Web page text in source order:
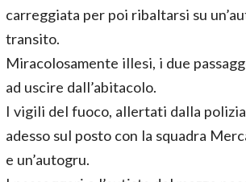
carreggiata per poi ribaltarsi su
transito.
Miracolosamente illesi, i due
ad uscire dall’abitacolo.
I vigili del fuoco, allertati dalla
adesso sul posto con la squadra
e un’autogru.